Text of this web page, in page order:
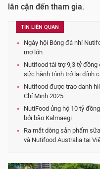
lân cận đến tham gia.
TIN LIÊN QUAN
Ngày hội Bóng đá nhí
mơ lớn
Nutifood tài trợ 9,3 tỷ đồng
sức hành trình trở lại đỉnh
Nutifood được trao danh
Chí Minh 2025
NutiFood ủng hộ 10 tỷ
bởi bão Kalmaegi
Ra mắt dòng sản phẩm
và Nutifood Australia tại